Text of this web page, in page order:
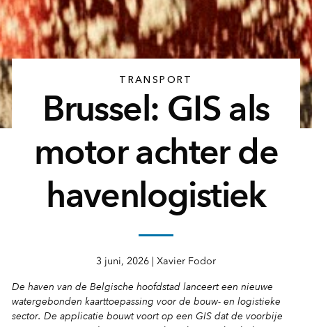
TRANSPORT
Brussel: GIS als
motor achter de
havenlogistiek
3 juni, 2026 | Xavier Fodor
De haven van de Belgische hoofdstad lanceert een nieuwe
watergebonden kaarttoepassing voor de bouw- en logistieke
sector. De applicatie bouwt voort op een GIS dat de voorbije